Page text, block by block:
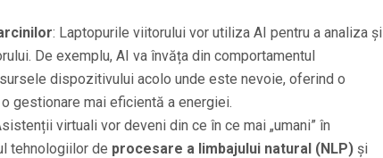
: Laptopurile viitorului vor utiliza AI pentru a analiza și
De exemplu, AI va învăța din comportamentul
dispozitivului acolo unde este nevoie, oferind o
gestionare mai eficientă a energiei.
virtuali vor deveni din ce în ce mai „umani” în
tehnologiilor de procesare a limbajului natural (NLP)și